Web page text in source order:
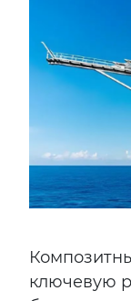
ключевую